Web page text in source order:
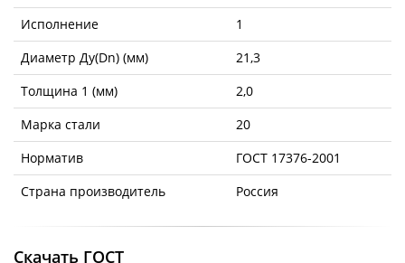
Исполнение
1
Диаметр Ду(Dn) (мм)
21,3
Толщина 1 (мм)
2,0
Марка стали
20
Норматив
ГОСТ 17376-2001
Страна производитель
Россия
Скачать ГОСТ